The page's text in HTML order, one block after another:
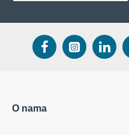
O nama